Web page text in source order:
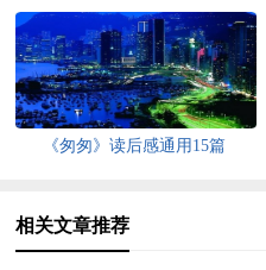
《匆匆》读后感通用15篇
相关文章推荐